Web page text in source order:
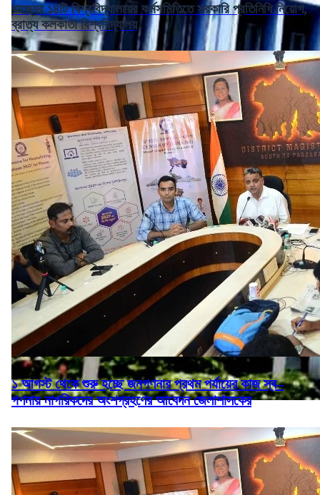
রাজ্যের ১৪টি বিশ্ববিদ্যালয়ের কর্মসমিতিতে সরকারি প্রতিনিধি নিয়োগ,
ব্রাত্য কলকাতা বিশ্ববিদ্যালয়
১ আগস্ট থেকে শুরু হচ্ছে জনগণনার প্রথম পর্যায়ের কাজ স্ব–
গণনায় নাগরিকদের অংশগ্রহণের আবেদন জেলাশাসকের